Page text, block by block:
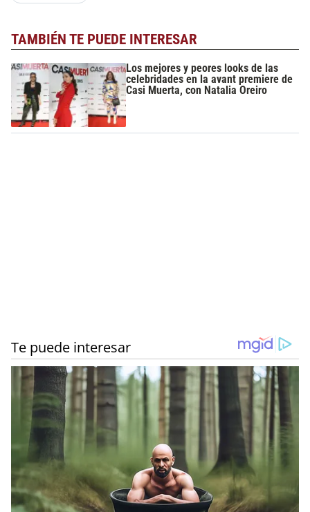
TAMBIÉN TE PUEDE INTERESAR
Los mejores y peores looks de las
celebridades en la avant premiere de
Casi Muerta, con Natalia Oreiro